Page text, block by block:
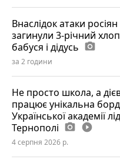
Внаслідок атаки
загинули 3-річний
бабуся і дідусь photo_camera
за 2 години
Не просто школа, а
працює унікальна
Української академії
Тернополі photo_camera play_circle_filled
4 серпня 2026 р.